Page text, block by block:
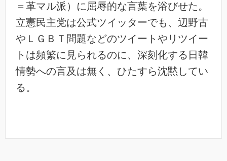
＝革マル派）に屈辱的な言葉を浴びせた。
立憲民主党は公式ツイッターでも、辺野古
やＬＧＢＴ問題などのツイートやリツイー
トは頻繁に見られるのに、深刻化する日韓
情勢への言及は無く、ひたすら沈黙してい
る。